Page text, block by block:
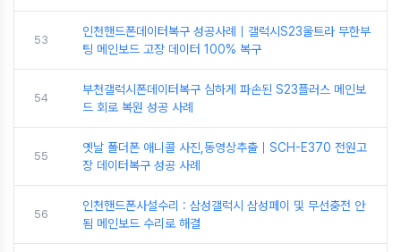
53
인천핸드폰데이터복구 성공사례｜갤럭시S23울트라 무한부
팅 메인보드 고장 데이터 100% 복구
54
부천갤럭시폰데이터복구 심하게 파손된 S23플러스 메인보
드 회로 복원 성공 사례
55
옛날 폴더폰 애니콜 사진,동영상추출｜SCH-E370 전원고
장 데이터복구 성공 사례
56
인천핸드폰사설수리 : 삼성갤럭시 삼성페이 및 무선충전 안
됨 메인보드 수리로 해결